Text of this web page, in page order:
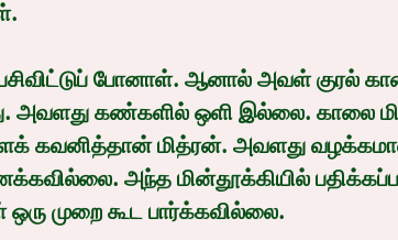
அவளது கண்களில் ஒளி இல்லை. காலை
கவனித்தான் மித்ரன். அவளது
அந்த மின்தூக்கியில்
முறை கூட பார்க்கவில்லை.